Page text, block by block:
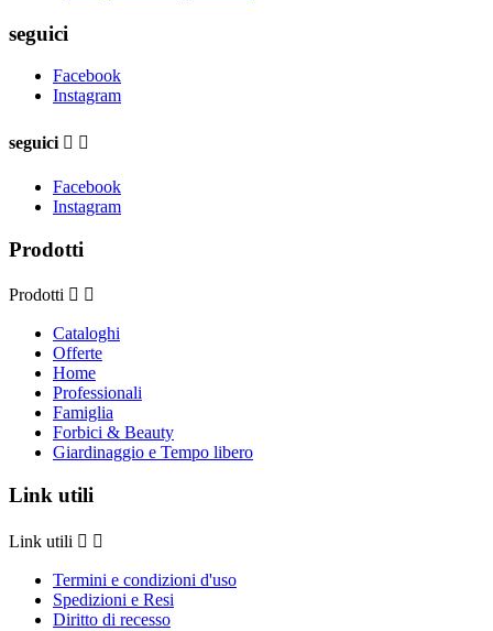
seguici
Facebook
Instagram
seguici  
Facebook
Instagram
Prodotti
Prodotti  
Cataloghi
Offerte
Home
Professionali
Famiglia
Forbici & Beauty
Giardinaggio e Tempo libero
Link utili
Link utili  
Termini e condizioni d'uso
Spedizioni e Resi
Diritto di recesso